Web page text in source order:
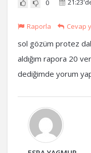
0
Raporla Cevap
sol gözüm protez
aldığım rapora 20
dediğimde yorum